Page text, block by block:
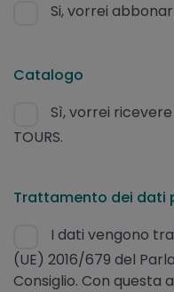
Si, vorrei
Catalogo
Sì, vorrei
TOURS.
Trattamento dei dati
I dati vengono
(UE) 2016/679 del
Consiglio. Con questa